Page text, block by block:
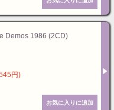
Demos 1986 (2CD)
円)